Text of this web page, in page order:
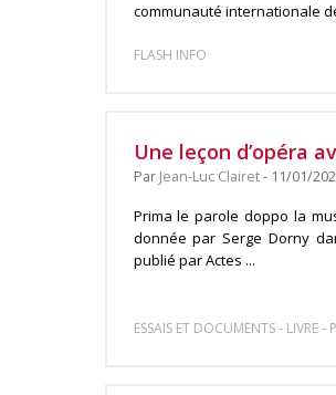
communauté internationale
FLASH INFO
Une leçon d’opéra
Par Jean-Luc Clairet- 11/01/
Prima le parole doppo la
donnée par Serge Dorny
publié par Actes ...
ESSAIS ET DOCUMENTS- LIVRE-